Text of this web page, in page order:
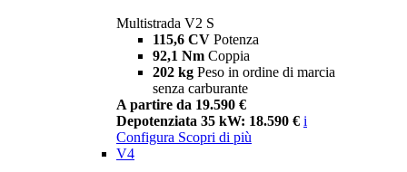
Multistrada V2 S
115,6 CV Potenza
92,1 Nm Coppia
202 kg Peso in ordine di marcia
senza carburante
A partire da 19.590 €
Depotenziata 35 kW: 18.590 € i
Configura Scopri di più
V4